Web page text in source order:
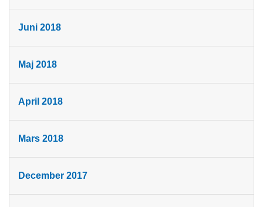
Juni 2018
Maj 2018
April 2018
Mars 2018
December 2017